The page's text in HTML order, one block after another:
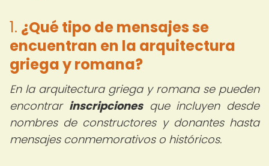
1. ¿Qué tipo de mensajes se
encuentran en la arquitectura
griega y romana?
En la arquitectura griega y romana se pueden
encontrar inscripcionesque incluyen desde
nombres de constructores y donantes hasta
mensajes conmemorativos o históricos.